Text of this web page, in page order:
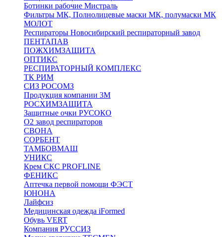
Ботинки рабочие Мистраль
Фильтры МК, Полнолицевые маски МК, полумаски МК
МОЛОТ
Респираторы Новосибирский респираторный завод
ПЕНТАПАВ
ПОЖХИМЗАЩИТА
ОПТИКС
РЕСПИРАТОРНЫЙ КОМПЛЕКС
ТК РИМ
СИЗ РОСОМЗ
Продукция компании 3M
РОСХИМЗАЩИТА
Защитные очки РУСОКО
О2 завод респираторов
СВОНА
СОРБЕНТ
ТАМБОВМАШ
УНИКС
Крем СКС PROFLINE
ФЕНИКС
Аптечка первой помощи ФЭСТ
ЮНОНА
Лайфсиз
Медицинская одежда iFormed
Обувь VERT
Компания РУССИЗ